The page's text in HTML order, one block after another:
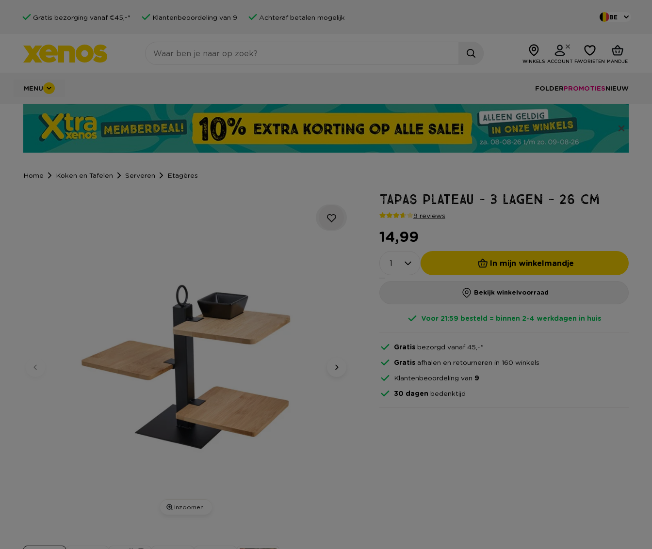
Gratis bezorging vanaf €45,-* Klantenbeoordeling van 9 Achteraf betalen mogelijk BE
WINKELS ACCOUNT FAVORIETEN MANDJE
MENU FOLDERPROMOTIESNIEUW
Home Koken en Tafelen Serveren Etagères
Inzoomen
Tapas plateau - 3 lagen - 26 cm
9 reviews
14,99
In mijn winkelmandje
Bekijk winkelvoorraad
Voor 21:59 besteld = binnen 2-4 werkdagen in huis
Gratisbezorgd vanaf 45,-*
Gratisafhalen en retourneren in 160 winkels
Klantenbeoordeling van 9
30 dagen bedenktijd